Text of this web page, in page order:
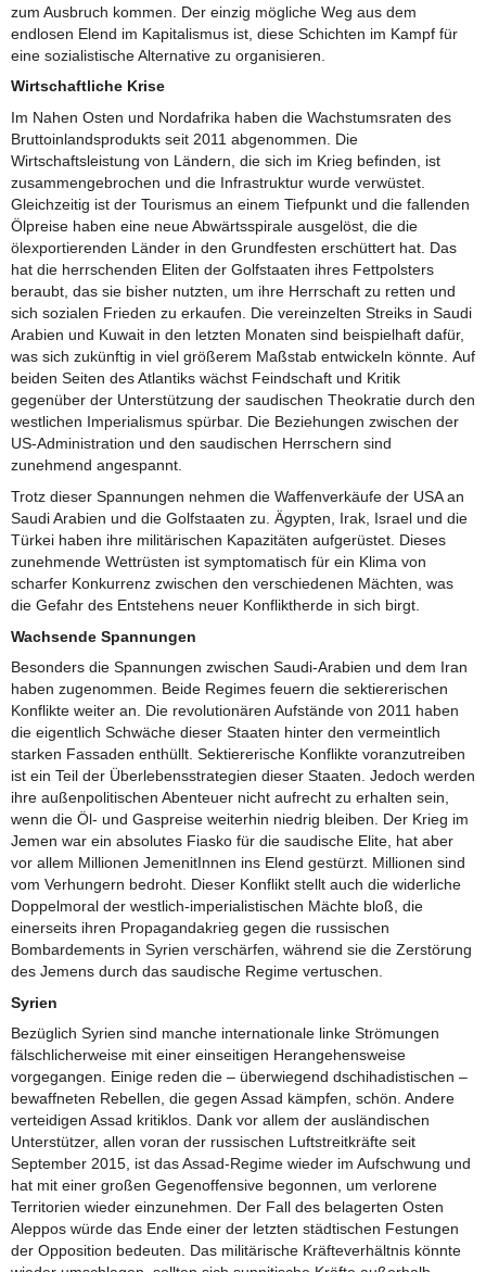
zum Ausbruch kommen. Der einzig mögliche Weg aus dem
endlosen Elend im Kapitalismus ist, diese Schichten im Kampf für
eine sozialistische Alternative zu organisieren.
Wirtschaftliche Krise
Im Nahen Osten und Nordafrika haben die Wachstumsraten des
Bruttoinlandsprodukts seit 2011 abgenommen. Die
Wirtschaftsleistung von Ländern, die sich im Krieg befinden, ist
zusammengebrochen und die Infrastruktur wurde verwüstet.
Gleichzeitig ist der Tourismus an einem Tiefpunkt und die fallenden
Ölpreise haben eine neue Abwärtsspirale ausgelöst, die die
ölexportierenden Länder in den Grundfesten erschüttert hat. Das
hat die herrschenden Eliten der Golfstaaten ihres Fettpolsters
beraubt, das sie bisher nutzten, um ihre Herrschaft zu retten und
sich sozialen Frieden zu erkaufen. Die vereinzelten Streiks in Saudi
Arabien und Kuwait in den letzten Monaten sind beispielhaft dafür,
was sich zukünftig in viel größerem Maßstab entwickeln könnte. Auf
beiden Seiten des Atlantiks wächst Feindschaft und Kritik
gegenüber der Unterstützung der saudischen Theokratie durch den
westlichen Imperialismus spürbar. Die Beziehungen zwischen der
US-Administration und den saudischen Herrschern sind
zunehmend angespannt.
Trotz dieser Spannungen nehmen die Waffenverkäufe der USA an
Saudi Arabien und die Golfstaaten zu. Ägypten, Irak, Israel und die
Türkei haben ihre militärischen Kapazitäten aufgerüstet. Dieses
zunehmende Wettrüsten ist symptomatisch für ein Klima von
scharfer Konkurrenz zwischen den verschiedenen Mächten, was
die Gefahr des Entstehens neuer Konfliktherde in sich birgt.
Wachsende Spannungen
Besonders die Spannungen zwischen Saudi-Arabien und dem Iran
haben zugenommen. Beide Regimes feuern die sektiererischen
Konflikte weiter an. Die revolutionären Aufstände von 2011 haben
die eigentlich Schwäche dieser Staaten hinter den vermeintlich
starken Fassaden enthüllt. Sektiererische Konflikte voranzutreiben
ist ein Teil der Überlebensstrategien dieser Staaten. Jedoch werden
ihre außenpolitischen Abenteuer nicht aufrecht zu erhalten sein,
wenn die Öl- und Gaspreise weiterhin niedrig bleiben. Der Krieg im
Jemen war ein absolutes Fiasko für die saudische Elite, hat aber
vor allem Millionen JemenitInnen ins Elend gestürzt. Millionen sind
vom Verhungern bedroht. Dieser Konflikt stellt auch die widerliche
Doppelmoral der westlich-imperialistischen Mächte bloß, die
einerseits ihren Propagandakrieg gegen die russischen
Bombardements in Syrien verschärfen, während sie die Zerstörung
des Jemens durch das saudische Regime vertuschen.
Syrien
Bezüglich Syrien sind manche internationale linke Strömungen
fälschlicherweise mit einer einseitigen Herangehensweise
vorgegangen. Einige reden die – überwiegend dschihadistischen –
bewaffneten Rebellen, die gegen Assad kämpfen, schön. Andere
verteidigen Assad kritiklos. Dank vor allem der ausländischen
Unterstützer, allen voran der russischen Luftstreitkräfte seit
September 2015, ist das Assad-Regime wieder im Aufschwung und
hat mit einer großen Gegenoffensive begonnen, um verlorene
Territorien wieder einzunehmen. Der Fall des belagerten Osten
Aleppos würde das Ende einer der letzten städtischen Festungen
der Opposition bedeuten. Das militärische Kräfteverhältnis könnte